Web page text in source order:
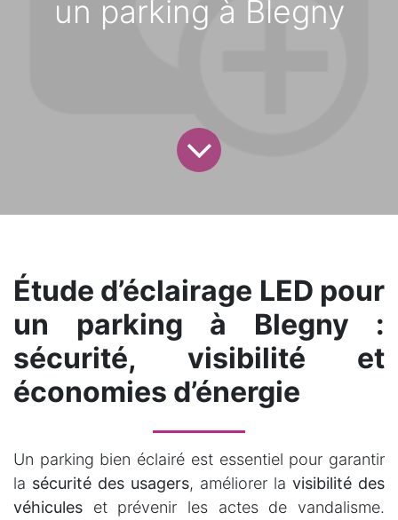
un parking à Blegny
Étude d’éclairage LED pour
un parking à Blegny :
sécurité, visibilité et
économies d’énergie
Un parking bien éclairé est essentiel pour garantir
la sécurité des usagers, améliorer la visibilité des
véhicules et prévenir les actes de vandalisme.